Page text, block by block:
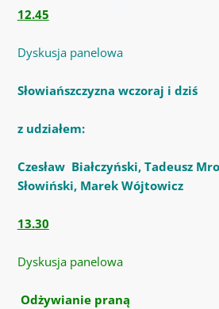
12.45
Dyskusja panelowa
Słowiańszczyzna wczoraj i dziś
z udziałem:
Czesław Białczyński, Tadeusz
Słowiński, Marek Wójtowicz
13.30
Dyskusja panelowa
Odżywianie praną